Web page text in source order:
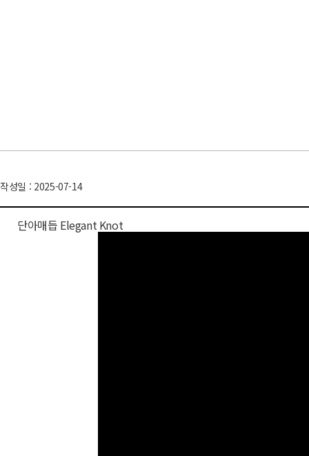
작성일 : 2025-07-14
단아매듭 Elegant Knot